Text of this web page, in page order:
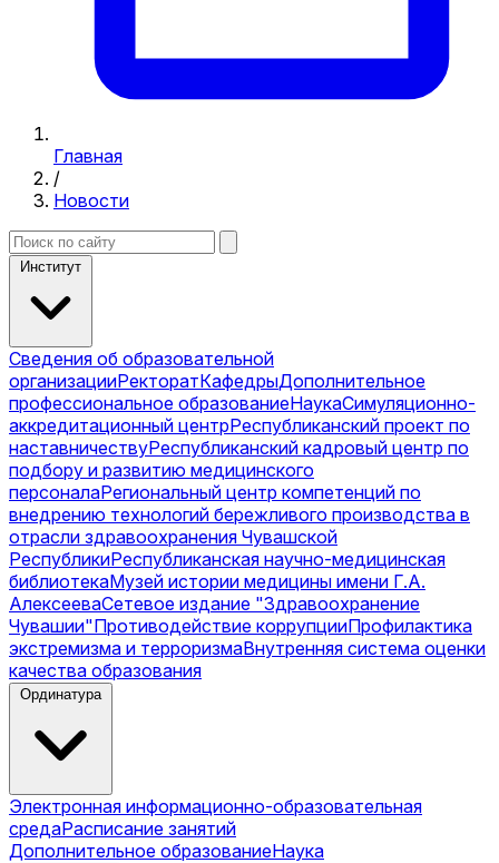
Главная
/
Новости
Институт
Сведения об образовательной
организацииРекторатКафедрыДополнительное
профессиональное образованиеНаукаСимуляционно-
аккредитационный центрРеспубликанский проект по
наставничествуРеспубликанский кадровый центр по
подбору и развитию медицинского
персоналаРегиональный центр компетенций по
внедрению технологий бережливого производства в
отрасли здравоохранения Чувашской
РеспубликиРеспубликанская научно-медицинская
библиотекаМузей истории медицины имени Г.А.
АлексееваСетевое издание "Здравоохранение
Чувашии"Противодействие коррупцииПрофилактика
экстремизма и терроризмаВнутренняя система оценки
качества образования
Ординатура
Электронная информационно-образовательная
средаРасписание занятий
Дополнительное образованиеНаука